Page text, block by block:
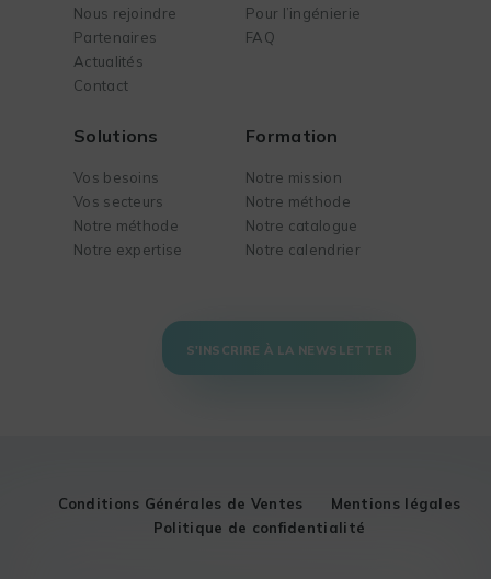
Nous rejoindre
Partenaires
Actualités
Contact
Pour l’ingénierie
FAQ
Solutions
Vos besoins
Vos secteurs
Notre méthode
Notre expertise
Formation
Notre mission
Notre méthode
Notre catalogue
Notre calendrier
S'INSCRIRE À LA NEWSLETTER
Conditions Générales de Ventes
Mentions légales
Politique de confidentialité